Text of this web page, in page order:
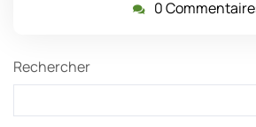
0
Rechercher